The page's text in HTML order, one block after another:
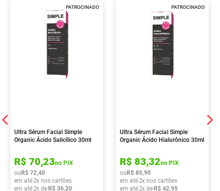
PATROCINADO
Ultra Sérum Facial Simple
Organic Ácido Salicílico 30ml
R$ 70,23no PIX
ou R$ 72,40
em até2x nos cartões
em até2x de R$ 36,20
PATROCINADO
Ultra Sérum Facial Simple
Organic Ácido Hialurônico 30ml
R$ 83,32no PIX
ou R$ 85,90
em até2x nos cartões
em até2x de R$ 42,95